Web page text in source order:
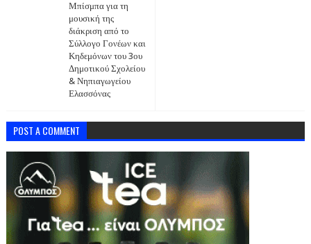
Μπίσμπα για τη
μουσική της
διάκριση από το
Σύλλογο Γονέων και
Κηδεμόνων του 3ου
Δημοτικού Σχολείου
& Νηπιαγωγείου
Ελασσόνας
POST A COMMENT